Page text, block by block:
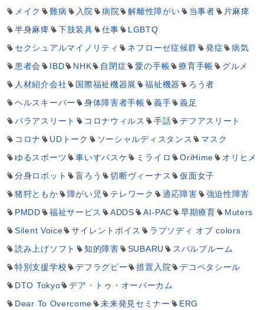
メイク
難病 入院 病院 解離性障がい 当事者
片麻痺
半身麻痺
下肢装具 仕事
LGBTQ
セクシュアルマイノリティ
ネフローゼ症候群 発症
病気
患者会
IBD NHK 自閉症 愛の手帳 療育手帳
グルメ
人材紹介会社
国際福祉機器展 福祉機器
ろう者
ヘルスキーパー
身体障害者手帳 義手
義足
パラアスリート
コロナウィルス 手話
デフアスリート
コロナ
UDトーク ソーシャルディスタンス
マスク
ゆるスポーツ
車いすバスケ ミライロ OriHime
オリヒメ
分身ロボット
盲ろう 切断ヴィーナス
仮面女子
猪狩ともか
障がい児 テレワーク 適応障害
強迫性障害
PMDD
福祉サービス ADDS AI-PAC 早期療育
Muters
Silent Voice
サイレントボイス
ラプソディ オブ colors
読み上げソフト
知的障害 SUBARU
スバルブルーム
特別支援学校
デフラグビー 措置入院
デコペタシール
DTO Tokyo
デア・トゥ・オーバーカム
Dear To Overcome
未来発見セミナー
ERG